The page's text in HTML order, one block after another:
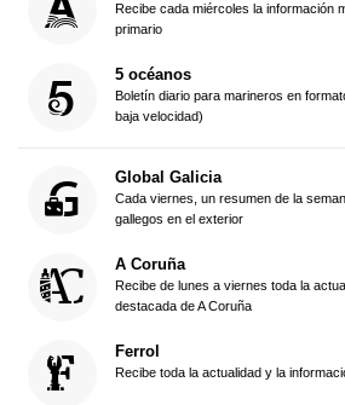
Recibe cada miércoles la información
primario
5 océanos
Boletín diario para marineros en
baja velocidad)
Global Galicia
Cada viernes, un resumen de la
gallegos en el exterior
A Coruña
Recibe de lunes a viernes toda la
destacada de A Coruña
Ferrol
Recibe toda la actualidad y la